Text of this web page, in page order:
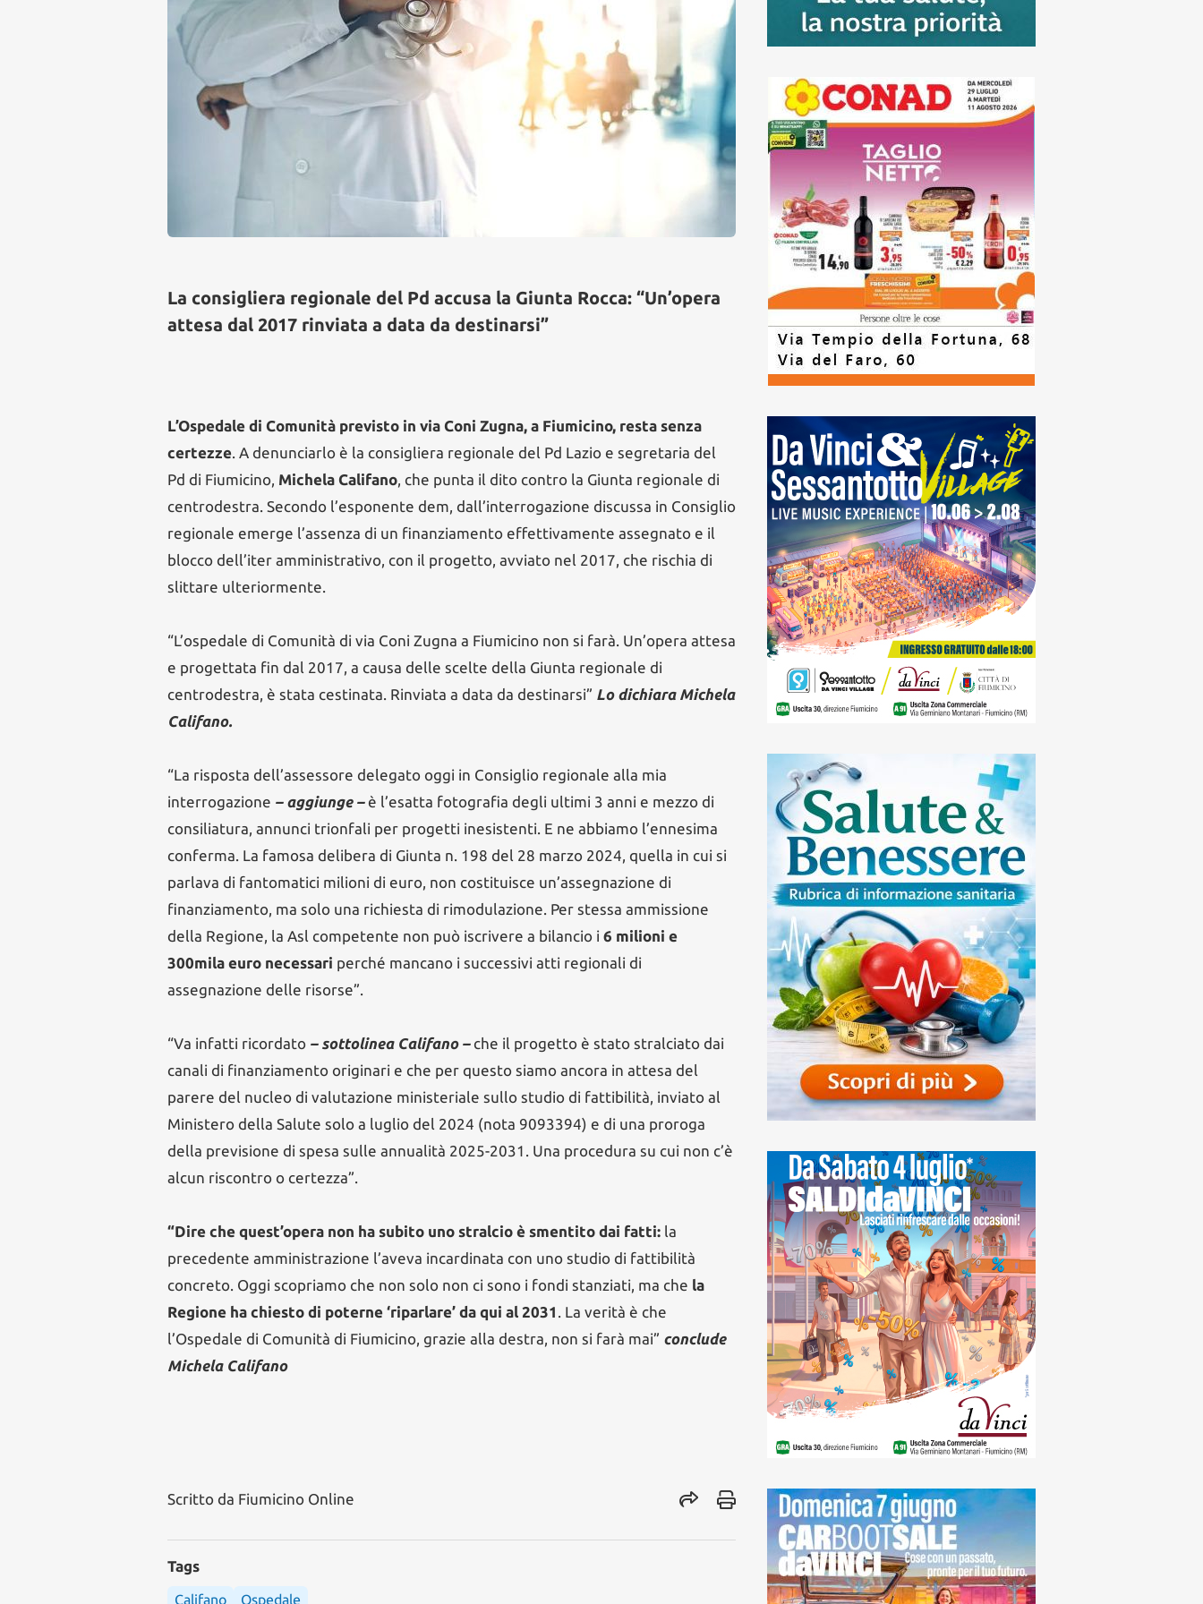
La consigliera regionale del Pd accusa la Giunta Rocca: “Un’opera
attesa dal 2017 rinviata a data da destinarsi”
L’Ospedale di Comunità previsto in via Coni Zugna, a Fiumicino, resta senza
certezze. A denunciarlo è la consigliera regionale del Pd Lazio e segretaria del
Pd di Fiumicino, Michela Califano, che punta il dito contro la Giunta regionale di
centrodestra. Secondo l’esponente dem, dall’interrogazione discussa in Consiglio
regionale emerge l’assenza di un finanziamento effettivamente assegnato e il
blocco dell’iter amministrativo, con il progetto, avviato nel 2017, che rischia di
slittare ulteriormente.
“L’ospedale di Comunità di via Coni Zugna a Fiumicino non si farà. Un’opera attesa
e progettata fin dal 2017, a causa delle scelte della Giunta regionale di
centrodestra, è stata cestinata. Rinviata a data da destinarsi” Lo dichiara Michela
Califano.
“La risposta dell’assessore delegato oggi in Consiglio regionale alla mia
interrogazione – aggiunge –è l’esatta fotografia degli ultimi 3 anni e mezzo di
consiliatura, annunci trionfali per progetti inesistenti. E ne abbiamo l’ennesima
conferma. La famosa delibera di Giunta n. 198 del 28 marzo 2024, quella in cui si
parlava di fantomatici milioni di euro, non costituisce un’assegnazione di
finanziamento, ma solo una richiesta di rimodulazione. Per stessa ammissione
della Regione, la Asl competente non può iscrivere a bilancio i 6 milioni e
300mila euro necessari perché mancano i successivi atti regionali di
assegnazione delle risorse”.
“Va infatti ricordato – sottolinea Califano –che il progetto è stato stralciato dai
canali di finanziamento originari e che per questo siamo ancora in attesa del
parere del nucleo di valutazione ministeriale sullo studio di fattibilità, inviato al
Ministero della Salute solo a luglio del 2024 (nota 9093394) e di una proroga
della previsione di spesa sulle annualità 2025-2031. Una procedura su cui non c’è
alcun riscontro o certezza”.
“Dire che quest’opera non ha subito uno stralcio è smentito dai fatti: la
precedente amministrazione l’aveva incardinata con uno studio di fattibilità
concreto. Oggi scopriamo che non solo non ci sono i fondi stanziati, ma che la
Regione ha chiesto di poterne ‘riparlare’ da qui al 2031 . La verità è che
l’Ospedale di Comunità di Fiumicino, grazie alla destra, non si farà mai” conclude
Michela Califano
Scritto da Fiumicino Online
Tags
Califano Ospedale